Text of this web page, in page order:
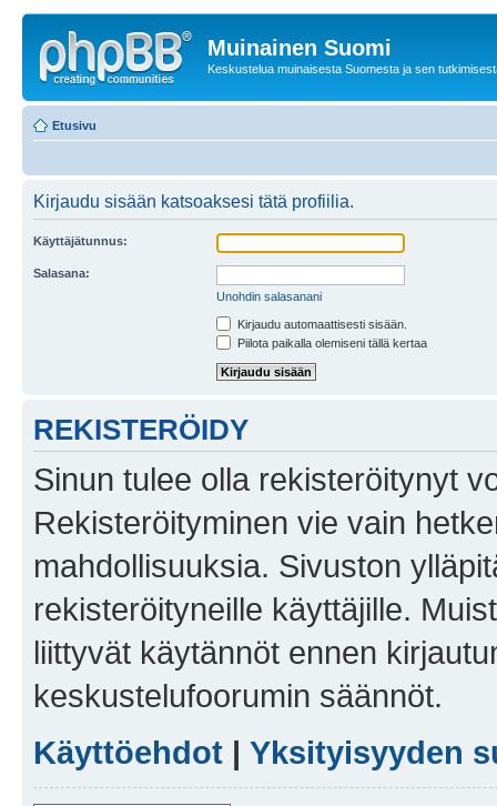
Muinainen Suomi
Keskustelua muinaisesta Suomesta ja sen
Etusivu
Kirjaudu sisään katsoaksesi tätä profiilia.
Käyttäjätunnus:
Salasana:
Unohdin salasanani
Kirjaudu automaattisesti sisään.
Piilota paikalla olemiseni tällä kertaa
REKISTERÖIDY
Sinun tulee olla rekisteröitynyt
Rekisteröityminen vie vain
mahdollisuuksia. Sivuston
rekisteröityneille käyttäjille.
liittyvät käytännöt ennen
keskustelufoorumin säännöt.
Käyttöehdot | Yksityisyyden